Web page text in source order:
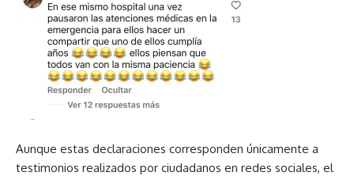
Aunque estas declaraciones corresponden únicamente a
testimonios realizados por ciudadanos en redes sociales, el